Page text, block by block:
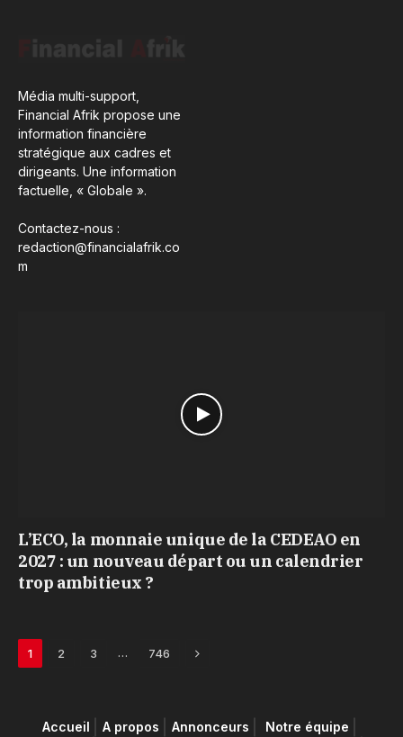
Média multi-support,
Financial Afrik propose une
information financière
stratégique aux cadres et
dirigeants. Une information
factuelle, « Globale ».
Contactez-nous :
redaction@financialafrik.co
m
L’ECO, la monnaie unique de la CEDEAO en
2027 : un nouveau départ ou un calendrier
trop ambitieux ?
1 2 3 … 746 Next
Accueil A propos Annonceurs Notre équipe